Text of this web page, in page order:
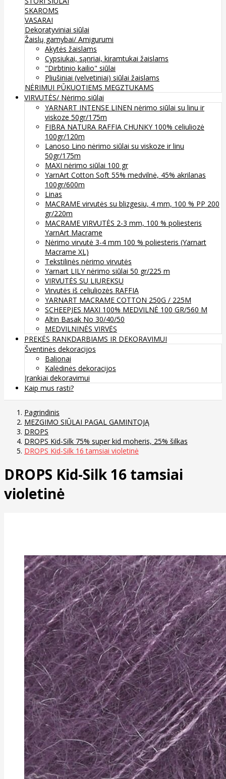
SKAROMS
VASARAI
Dekoratyviniai siūlai
Žaislų gamybai/ Amigurumi
Akytės žaislams
Cypsiukai, sąnriai, kiramtukai žaislams
"Dirbtinio kailio" siūlai
Pliušiniai (velvetiniai) siūlai žaislams
NĖRIMUI PŪKUOTIEMS MEGZTUKAMS
VIRVUTĖS/ Nėrimo siūlai
YARNART INTENSE LINEN nėrimo siūlai su linu ir
viskoze 50gr/175m
FIBRA NATURA RAFFIA CHUNKY 100% celiuliozė
100gr/120m
Lanoso Lino nėrimo siūlai su viskoze ir linu
50gr/175m
MAXI nėrimo siūlai 100 gr
YarnArt Cotton Soft 55% medvilnė, 45% akrilanas
100gr/600m
Linas
MACRAME virvutės su blizgesiu, 4 mm, 100 % PP 200
gr/220m
MACRAME VIRVUTĖS 2-3 mm, 100 % poliesteris
YarnArt Macrame
Nėrimo virvutė 3-4 mm 100 % poliesteris (Yarnart
Macrame XL)
Tekstilinės nėrimo virvutės
Yarnart LILY nėrimo siūlai 50 gr/225 m
VIRVUTĖS SU LIUREKSU
Virvutės iš celiuliozės RAFFIA
YARNART MACRAME COTTON 250G / 225M
SCHEEPJES MAXI 100% MEDVILNĖ 100 GR/560 M
Altin Basak No 30/40/50
MEDVILNINĖS VIRVĖS
PREKĖS RANKDARBIAMS IR DEKORAVIMUI
Šventinės dekoracijos
Balionai
Kalėdinės dekoracijos
Įrankiai dekoravimui
Kaip mus rasti?
Pagrindinis
MEZGIMO SIŪLAI PAGAL GAMINTOJĄ
DROPS
DROPS Kid-Silk 75% super kid moheris, 25% šilkas
DROPS Kid-Silk 16 tamsiai violetinė
DROPS Kid-Silk 16 tamsiai
violetinė